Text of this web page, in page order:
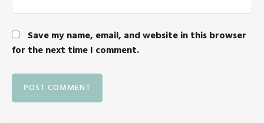
Save my name, email, and website in this browser
for the next time I comment.